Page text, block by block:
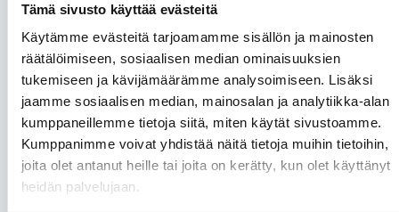
Tämä sivusto käyttää evästeitä
Käytämme evästeitä tarjoamamme sisällön ja mainosten
räätälöimiseen, sosiaalisen median ominaisuuksien
tukemiseen ja kävijämäärämme analysoimiseen. Lisäksi
jaamme sosiaalisen median, mainosalan ja analytiikka-alan
kumppaneillemme tietoja siitä, miten käytät sivustoamme.
Kumppanimme voivat yhdistää näitä tietoja muihin tietoihin,
joita olet antanut heille tai joita on kerätty, kun olet käyttänyt
heidän palvelujaan.
vaan vain aitoon tarpeeseen.
Asiakastyytyväisyytemme on yli 90
%.
Kattavat palvelut saman katon
alta– Kiinteistön turvajärjestelmien
lisäksi saat meiltä kätevästi saman
katon alta muutkin huolto- ja